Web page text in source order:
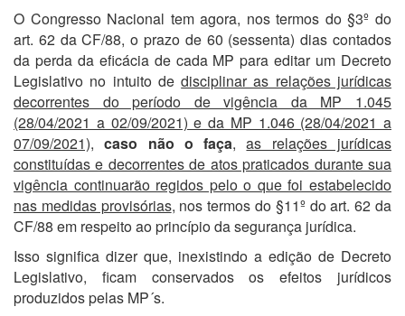
O Congresso Nacional tem agora, nos termos do §3º do
art. 62 da CF/88, o prazo de 60 (sessenta) dias contados
da perda da eficácia de cada MP para editar um Decreto
Legislativo no intuito dedisciplinar as relações jurídicas
decorrentes do período de vigência da MP 1.045
(28/04/2021 a 02/09/2021) e da MP 1.046 (28/04/2021 a
07/09/2021),caso não o faça,as relações jurídicas
constituídas e decorrentes de atos praticados durante sua
vigência continuarão regidos pelo o que foi estabelecido
nas medidas provisórias, nos termos do §11º do art. 62 da
CF/88 em respeito ao princípio da segurança jurídica.
Isso significa dizer que, inexistindo a edição de Decreto
Legislativo, ficam conservados os efeitos jurídicos
produzidos pelas MP´s.